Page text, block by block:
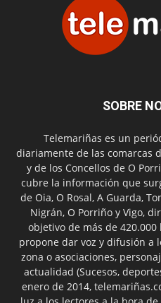
SOBRE
Telemariñas es un
diariamente de las comarcas
y de los Concellos de O
cubre la información que
de Oia, O Rosal, A Guarda,
Nigrán, O Porriño y Vigo,
objetivo de más de
propone dar voz y difusión a
zona o asociaciones,
actualidad (Sucesos,
enero de 2014,